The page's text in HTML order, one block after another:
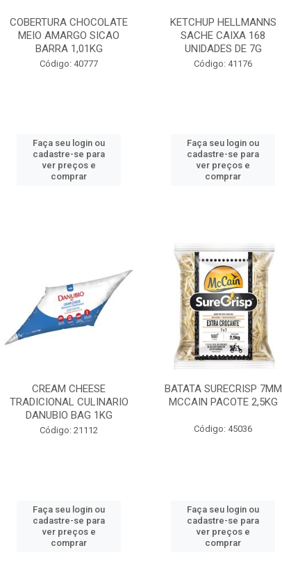
COBERTURA CHOCOLATE
MEIO AMARGO SICAO
BARRA 1,01KG
Código: 40777
Faça seu login ou
cadastre-se para
ver preços e
comprar
KETCHUP HELLMANNS
SACHE CAIXA 168
UNIDADES DE 7G
Código: 41176
Faça seu login ou
cadastre-se para
ver preços e
comprar
CREAM CHEESE
TRADICIONAL CULINARIO
DANUBIO BAG 1KG
Código: 21112
Faça seu login ou
cadastre-se para
ver preços e
comprar
BATATA SURECRISP 7MM
MCCAIN PACOTE 2,5KG
Código: 45036
Faça seu login ou
cadastre-se para
ver preços e
comprar